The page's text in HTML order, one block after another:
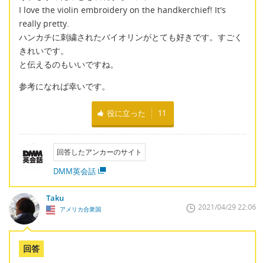
I love the violin embroidery on the handkerchief! It's
really pretty.
ハンカチに刺繍されたバイオリンがとても好きです。すごく
きれいです。
と伝えるのもいいですね。
参考になれば幸いです。
役に立った 11
回答したアンカーのサイト
DMM英会話
Taku
アメリカ合衆国 2021/04/29 22:06
回答